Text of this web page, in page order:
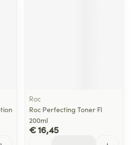
Roc
Roc Perfecting Toner Fl
200ml
€ 16,45